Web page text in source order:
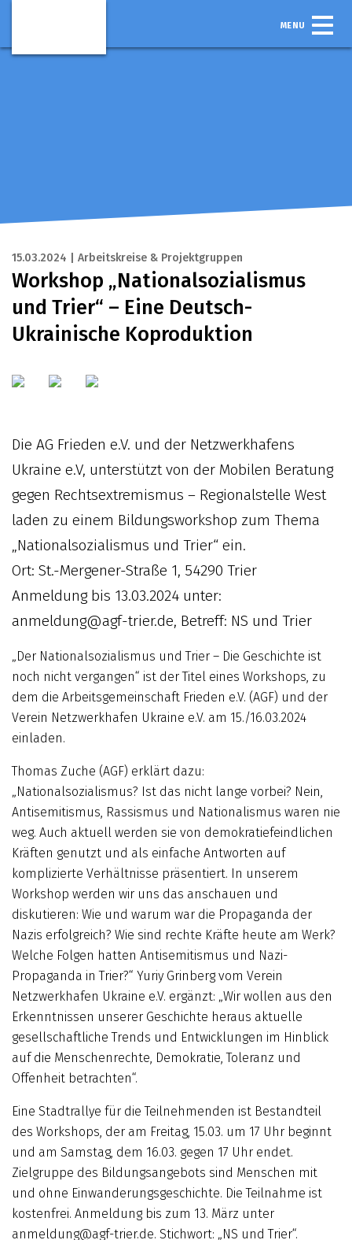
MENU
15.03.2024 | Arbeitskreise & Projektgruppen
Workshop „Nationalsozialismus
und Trier“ – Eine Deutsch-
Ukrainische Koproduktion
Die AG Frieden e.V. und der Netzwerkhafens
Ukraine e.V, unterstützt von der Mobilen Beratung
gegen Rechtsextremismus – Regionalstelle West
laden zu einem Bildungsworkshop zum Thema
„Nationalsozialismus und Trier“ ein.
Ort: St.-Mergener-Straße 1, 54290 Trier
Anmeldung bis 13.03.2024 unter:
anmeldung@agf-trier.de, Betreff: NS und Trier
„Der Nationalsozialismus und Trier – Die Geschichte ist
noch nicht vergangen“ ist der Titel eines Workshops, zu
dem die Arbeitsgemeinschaft Frieden e.V. (AGF) und der
Verein Netzwerkhafen Ukraine e.V. am 15./16.03.2024
einladen.
Thomas Zuche (AGF) erklärt dazu:
„Nationalsozialismus? Ist das nicht lange vorbei? Nein,
Antisemitismus, Rassismus und Nationalismus waren nie
weg. Auch aktuell werden sie von demokratiefeindlichen
Kräften genutzt und als einfache Antworten auf
komplizierte Verhältnisse präsentiert. In unserem
Workshop werden wir uns das anschauen und
diskutieren: Wie und warum war die Propaganda der
Nazis erfolgreich? Wie sind rechte Kräfte heute am Werk?
Welche Folgen hatten Antisemitismus und Nazi-
Propaganda in Trier?“ Yuriy Grinberg vom Verein
Netzwerkhafen Ukraine e.V. ergänzt: „Wir wollen aus den
Erkenntnissen unserer Geschichte heraus aktuelle
gesellschaftliche Trends und Entwicklungen im Hinblick
auf die Menschenrechte, Demokratie, Toleranz und
Offenheit betrachten“.
Eine Stadtrallye für die Teilnehmenden ist Bestandteil
des Workshops, der am Freitag, 15.03. um 17 Uhr beginnt
und am Samstag, dem 16.03. gegen 17 Uhr endet.
Zielgruppe des Bildungsangebots sind Menschen mit
und ohne Einwanderungsgeschichte. Die Teilnahme ist
kostenfrei. Anmeldung bis zum 13. März unter
anmeldung@agf-trier.de. Stichwort: „NS und Trier“.